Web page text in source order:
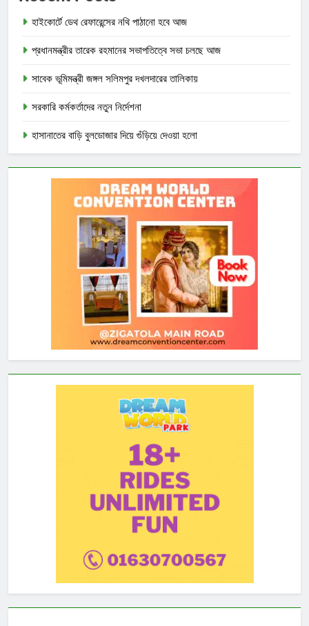
হাইকোর্টে ডেথ রেফারেন্সের নথি পাঠানো হবে আজ
প্রধানমন্ত্রীর তারেক রহমানের সভাপতিত্বে সভা চলছে আজ
সাবেক ভূমিমন্ত্রী জঙ্গল সলিমপুর দখলদারের তালিকায়
সরকারি কর্মকর্তাদের নতুন নির্দেশনা
হাসানাতের বাড়ি বুলডোজার দিয়ে গুঁড়িয়ে দেওয়া হলো